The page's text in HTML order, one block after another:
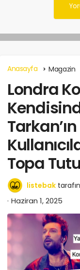
Anasayfa Magazin
Londra
Topa
listebak
Haziran 1, 2025